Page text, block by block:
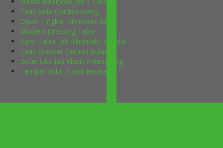
Teak Sofa Garden Living
Dipan Tingkat Minimalis Jati
Modern Dressing Table
Kursi Tamu Jati Minimalis Jakarta
Teak Dresser Cermin Bulat
Bufet Ukir Jati Klasik Palembang
Tempat Tidur Klasik Jepara